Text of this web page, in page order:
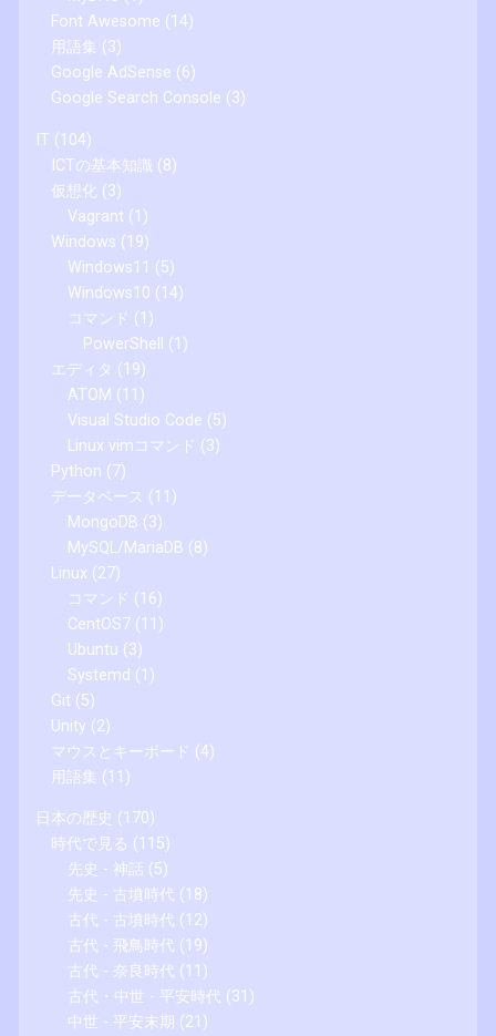
Font Awesome (14)
用語集 (3)
Google AdSense (6)
Google Search Console (3)
IT (104)
ICTの基本知識 (8)
仮想化 (3)
Vagrant (1)
Windows (19)
Windows11 (5)
Windows10 (14)
コマンド (1)
PowerShell
(1)
エディタ (19)
ATOM (11)
Visual Studio Code (5)
Linux vimコマンド (3)
Python (7)
データベース (11)
MongoDB (3)
MySQL/MariaDB (8)
Linux (27)
コマンド (16)
CentOS7(11)
Ubuntu (3)
Systemd (1)
Git (5)
Unity (2)
マウスとキーボード (4)
用語集 (11)
日本の歴史 (170)
時代で見る (115)
先史 - 神話 (5)
先史 - 古墳時代 (18)
古代 - 古墳時代 (12)
古代 - 飛鳥時代 (19)
古代 - 奈良時代 (11)
古代・中世 - 平安時代 (31)
中世 - 平安末期 (21)